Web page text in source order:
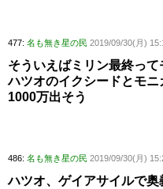
477: 名も無き星の民 2019/09/30(月)
そういえばミリン最終っ
ハツオのイクシードとモ
1000万出そう
486: 名も無き星の民 2019/09/30(月)
ハツオ、ゲイアサイルで